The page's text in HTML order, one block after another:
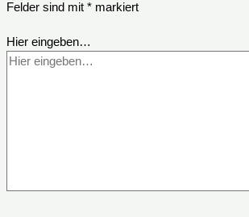
Felder sind mit * markiert
Hier eingeben…